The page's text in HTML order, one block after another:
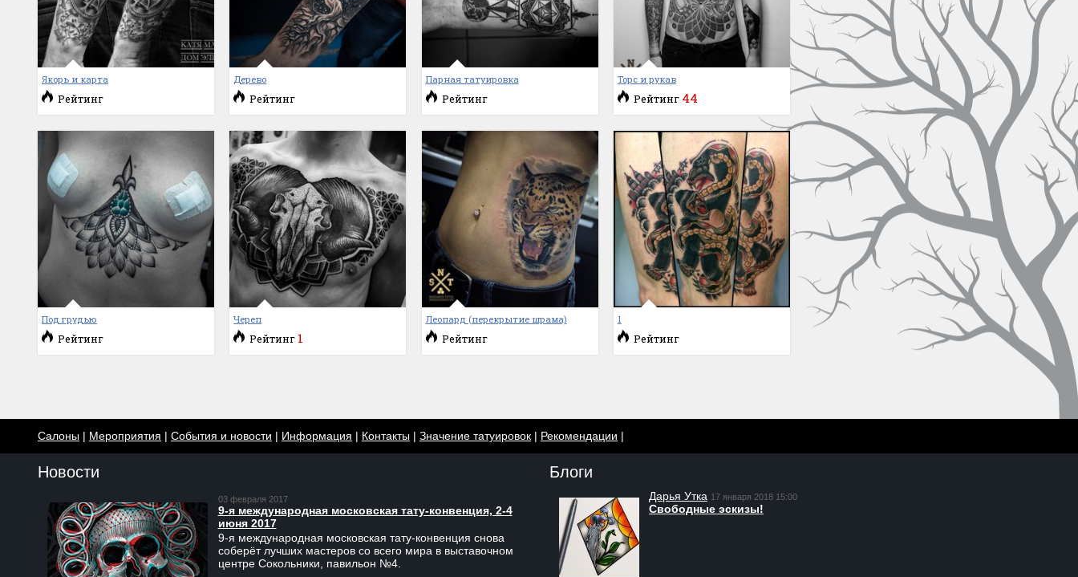
Якорь и карта
Рейтинг
Дерево
Рейтинг
Парная татуировка
Рейтинг
Торс и рукав
Рейтинг 44
Под грудью
Рейтинг
Череп
Рейтинг 1
Леопард (перекрытие шрама)
Рейтинг
1
Рейтинг
Салоны | Мероприятия | События и новости | Информация | Контакты | Значение татуировок | Рекомендации |
Новости
03 февраля 2017
9-я международная московская тату-конвенция, 2-4
июня 2017
9-я международная московская тату-конвенция снова
соберёт лучших мастеров со всего мира в выставочном
центре Сокольники, павильон №4.
Блоги
Дарья Утка 17 января 2018 15:00
Свободные эскизы!